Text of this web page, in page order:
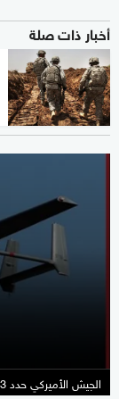
أخبار ذات صلة
الجيش الأميركي حدد 3 طرق لصد الطائرات المسيرة